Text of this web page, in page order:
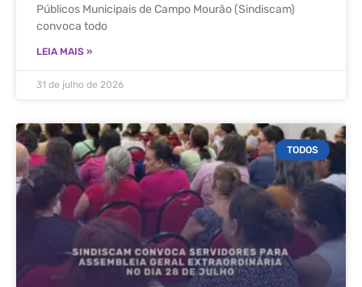
Públicos Municipais de Campo Mourão (Sindiscam)
convoca todo
LEIA MAIS »
31 de julho de 2026
TODOS